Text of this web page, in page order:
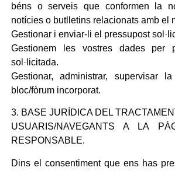
béns o serveis que conformen la
notícies o butlletins relacionats amb el
Gestionar i enviar-li el pressupost
Gestionem les vostres dades per
sol·licitada.
Gestionar, administrar, supervisar
bloc/fòrum incorporat.
3. BASE JURÍDICA DEL
USUARIS/NAVEGANTS A LA
RESPONSABLE.
Dins el consentiment que ens has